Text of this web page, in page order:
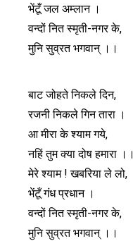
भेंटूँ जल अम्लान ।
वन्दों नित स्मृती-नगर के,
मुनि सुव्रत भगवान् ।।
बाट जोहते निकले दिन,
रजनी निकले गिन तारा ।
आ मीरा के श्याम गये,
नहिं तुम क्या दोष हमारा ।।
मेरे श्याम ! खबरिया ले लो,
भेंटूँ गंध प्रधान ।
वन्दों नित स्मृती-नगर के,
मुनि सुव्रत भगवान् ।।